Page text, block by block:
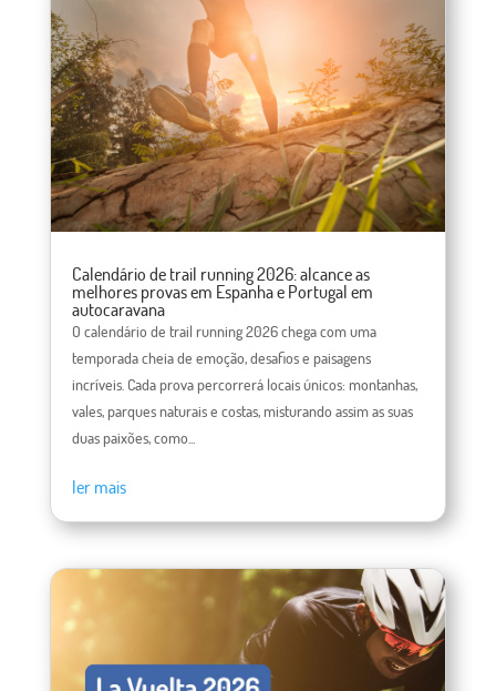
Calendário de trail running 2026: alcance as
melhores provas em Espanha e Portugal em
autocaravana
O calendário de trail running 2026 chega com uma
temporada cheia de emoção, desafios e paisagens
incríveis. Cada prova percorrerá locais únicos: montanhas,
vales, parques naturais e costas, misturando assim as suas
duas paixões, como...
ler mais